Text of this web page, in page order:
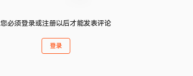
您必须登录或注册以后才能发表评论
登录